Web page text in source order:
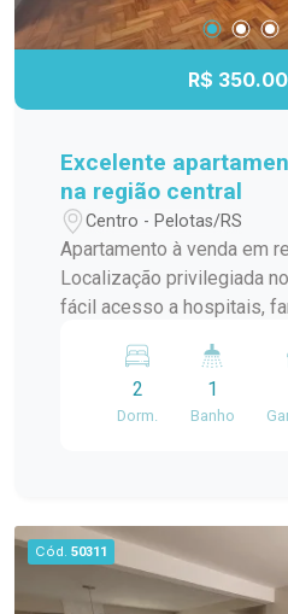
R$
Excelente
na região central
Centro - Pelotas/RS
Apartamento à venda em
Localização privilegiada
fácil acesso a hospitais,
para seu conforto e bem-
mobiliado, com
Cozinha com móveis sob
2
Dorm.
1
Banho
Cód. 50311